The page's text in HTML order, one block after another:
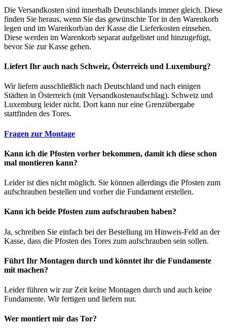
Die Versandkosten sind innerhalb Deutschlands immer gleich. Diese
finden Sie heraus, wenn Sie das gewünschte Tor in den Warenkorb
legen und im Warenkorb/an der Kasse die Lieferkosten einsehen.
Diese werden im Warenkorb separat aufgelistet und hinzugefügt,
bevor Sie zur Kasse gehen.
Liefert Ihr auch nach Schweiz, Österreich und Luxemburg?
Wir liefern ausschließlich nach Deutschland und nach einigen
Städten in Österreich (mit Versandkostenaufschlag). Schweiz und
Luxemburg leider nicht. Dort kann nur eine Grenzübergabe
stattfinden des Tores.
Fragen zur Montage
Kann ich die Pfosten vorher bekommen, damit ich diese schon
mal montieren kann?
Leider ist dies nicht möglich. Sie können allerdings die Pfosten zum
aufschrauben bestellen und vorher die Fundament erstellen.
Kann ich beide Pfosten zum aufschrauben haben?
Ja, schreiben Sie einfach bei der Bestellung im Hinweis-Feld an der
Kasse, dass die Pfosten des Tores zum aufschrauben sein sollen.
Führt Ihr Montagen durch und könntet ihr die Fundamente
mit machen?
Leider führen wir zur Zeit keine Montagen durch und auch keine
Fundamente. Wir fertigen und liefern nur.
Wer montiert mir das Tor?